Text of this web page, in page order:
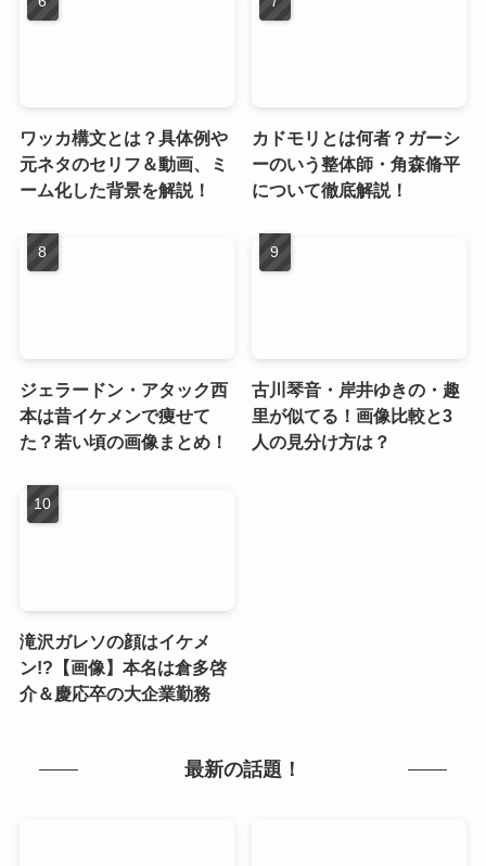
ワッカ構文とは？具体例や
元ネタのセリフ＆動画、ミ
ーム化した背景を解説！
カドモリとは何者？ガーシ
ーのいう整体師・角森脩平
について徹底解説！
ジェラードン・アタック西
本は昔イケメンで痩せて
た？若い頃の画像まとめ！
古川琴音・岸井ゆきの・趣
里が似てる！画像比較と3
人の見分け方は？
滝沢ガレソの顔はイケメ
ン!?【画像】本名は倉多啓
介＆慶応卒の大企業勤務
最新の話題！